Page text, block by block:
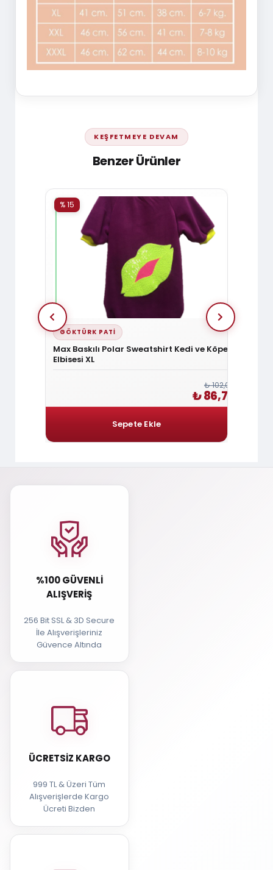
KEŞFETMEYE DEVAM
Benzer Ürünler
GÖKTÜRK PATI
Max Baskılı Polar Sweatshirt Kedi ve Köpek
Elbisesi XL
% 15
₺ 102,00
₺ 86,70
%100 GÜVENLI
ALIŞVERIŞ
256 Bit SSL & 3D Secure
İle Alışverişleriniz
Güvence Altında
ÜCRETSIZ KARGO
999 TL & Üzeri Tüm
Alışverişlerde Kargo
Ücreti Bizden